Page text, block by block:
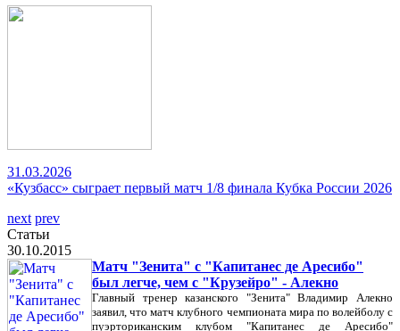
31.03.2026
«Кузбасс» сыграет первый матч 1/8 финала Кубка России 2026
next prev
Статьи
30.10.2015
Матч "Зенита" с "Капитанес де Аресибо"
был легче, чем с "Крузейро" - Алекно
Главный тренер казанского "Зенита" Владимир Алекно
заявил, что матч клубного чемпионата мира по волейболу с
пуэрториканским клубом "Капитанес де Аресибо"